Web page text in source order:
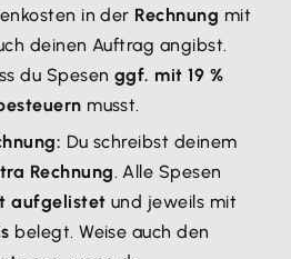
in der Rechnung mit
deinen Auftrag angibst.
du Spesen ggf. mit 19 %
musst.
Du schreibst deinem
Rechnung. Alle Spesen
aufgelistet und jeweils mit
belegt. Weise auch den